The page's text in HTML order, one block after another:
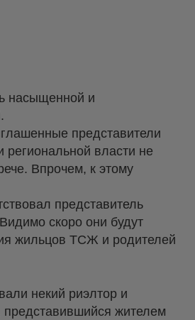
насыщенной и
представители
региональной власти не
Впрочем, к этому
представитель
скоро они будут
жильцов ТСЖ и родителей
некий риэлтор и
жителем